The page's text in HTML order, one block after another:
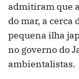
admitiram que
do mar, a cerca
pequena ilha
no governo do
ambientalistas.